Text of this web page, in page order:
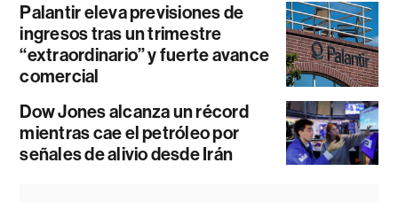
Palantir eleva previsiones de
ingresos tras un trimestre
“extraordinario” y fuerte avance
comercial
Dow Jones alcanza un récord
mientras cae el petróleo por
señales de alivio desde Irán